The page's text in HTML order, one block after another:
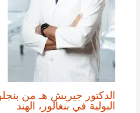
الدكتور جيريش هـ من
البولية في بنغالور، الهند